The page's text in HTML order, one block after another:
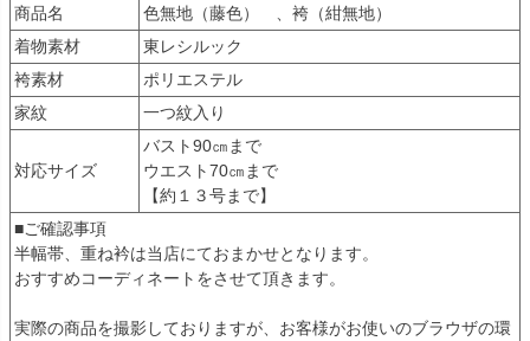
商品名
色無地（藤色） 、袴（紺無地）
着物素材
東レシルック
袴素材
ポリエステル
家紋
一つ紋入り
対応サイズ
バスト90㎝まで
ウエスト70㎝まで
【約１３号まで】
■ご確認事項
半幅帯、重ね衿は当店にておまかせとなります。
おすすめコーディネートをさせて頂きます。
実際の商品を撮影しておりますが、お客様がお使いのブラウザの環